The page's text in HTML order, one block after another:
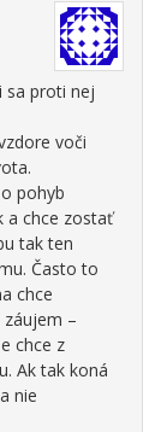
sa proti nej
voči
pohyb
a chce zostať
tak ten
Často to
chce
–
chce z
Ak tak koná
nie